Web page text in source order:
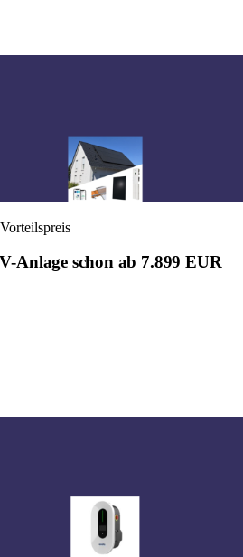
Anlage schon ab 7.899 EUR